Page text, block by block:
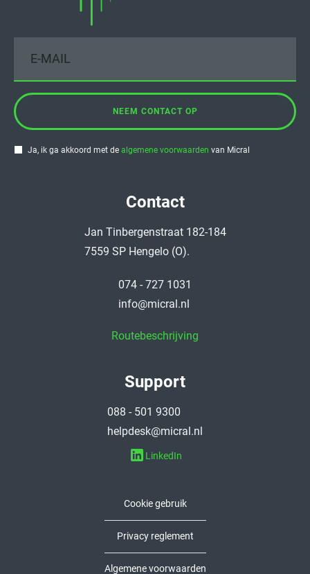
NEEM CONTACT OP
Ja, ik ga akkoord met de algemene voorwaarden van Micral
Contact
Jan Tinbergenstraat 182-184
7559 SP Hengelo (O).
074 - 727 1031
info@micral.nl
Routebeschrijving
Support
088 - 501 9300
helpdesk@micral.nl
LinkedIn
Cookie gebruik
Privacy reglement
Algemene voorwaarden